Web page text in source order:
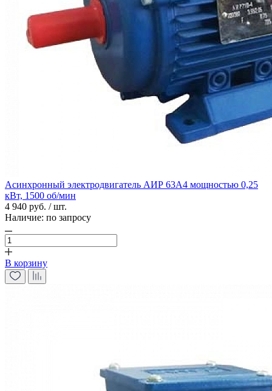
Асинхронный электродвигатель АИР 63А4 мощностью 0,25
кВт, 1500 об/мин
4 940 руб. / шт.
Наличие: по запросу
В корзину